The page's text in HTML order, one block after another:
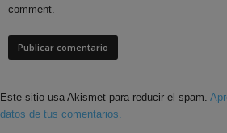
comment.
Este sitio usa Akismet para reducir el spam.
datos de tus comentarios.